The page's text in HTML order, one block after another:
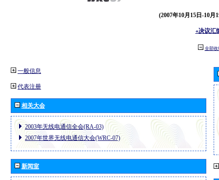
(2007年10月15日-10月
«决议汇
全部收
一般信息
代表注册
相关大会
2003年无线电通信全会(RA-03)
2007年世界无线电通信大会(WRC-07)
新闻室